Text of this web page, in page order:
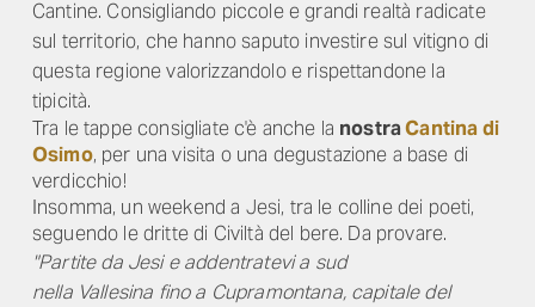
Cantine. Consigliando piccole e grandi realtà radicate
sul territorio, che hanno saputo investire sul vitigno di
questa regione valorizzandolo e rispettandone la
tipicità.
Tra le tappe consigliate c'è anche la nostraCantina di
Osimo, per una visita o una degustazione a base di
verdicchio!
Insomma, un weekend a Jesi, tra le colline dei poeti,
seguendo le dritte di Civiltà del bere. Da provare.
"Partite da Jesi e addentratevi a sud
nella Vallesina fino a Cupramontana, capitale del